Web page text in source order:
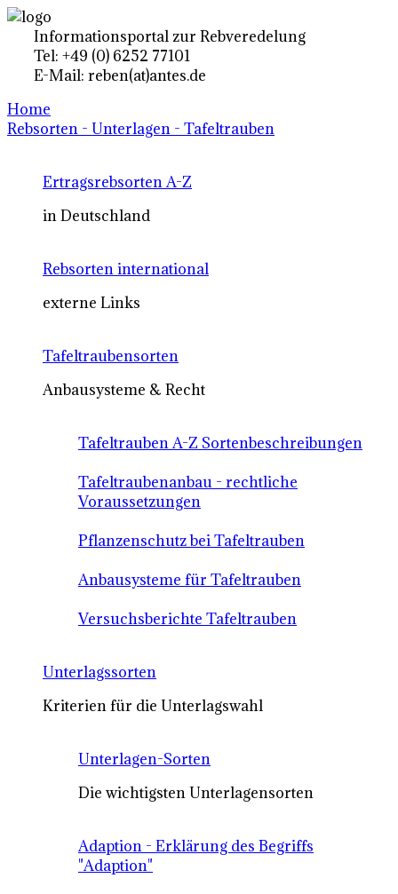
Informationsportal zur Rebveredelung
Tel: +49 (0) 6252 77101
E-Mail: reben(at)antes.de
Home
Rebsorten - Unterlagen - Tafeltrauben
Ertragsrebsorten A-Z
in Deutschland
Rebsorten international
externe Links
Tafeltraubensorten
Anbausysteme & Recht
Tafeltrauben A-Z Sortenbeschreibungen
Tafeltraubenanbau - rechtliche
Voraussetzungen
Pflanzenschutz bei Tafeltrauben
Anbausysteme für Tafeltrauben
Versuchsberichte Tafeltrauben
Unterlagssorten
Kriterien für die Unterlagswahl
Unterlagen-Sorten
Die wichtigsten Unterlagensorten
Adaption - Erklärung des Begriffs
"Adaption"